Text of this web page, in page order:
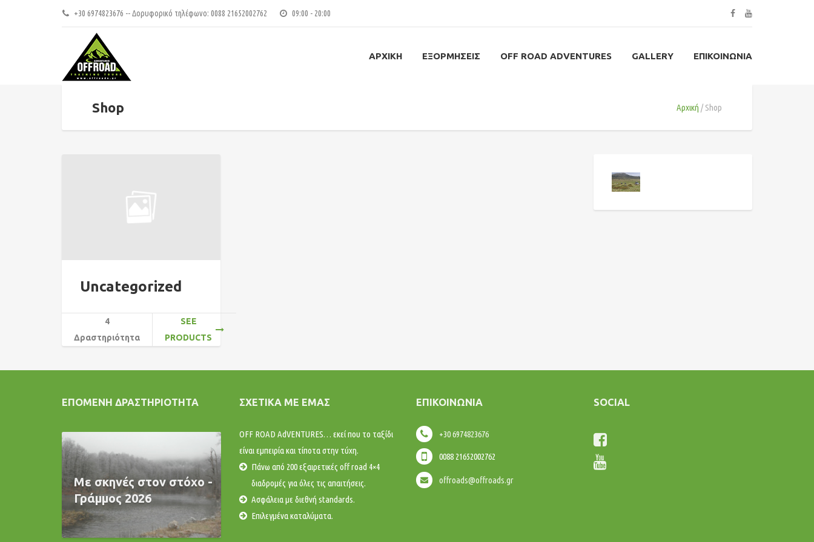
+30 6974823676 -- Δορυφορικό τηλέφωνο: 0088 21652002762 09:00 - 20:00
ΑΡΧΙΚΉ ΕΞΟΡΜΉΣΕΙΣ OFF ROAD ADVENTURES GALLERY ΕΠΙΚΟΙΝΩΝΊΑ
Shop Αρχική Shop
Uncategorized
4
Δραστηριότητα
SEE
PRODUCTS
ΕΠΌΜΕΝΗ ΔΡΑΣΤΗΡΙΌΤΗΤΑ
Με σκηνές στον στόχο -
Γράμμος 2026
ΣΧΕΤΙΚΆ ΜΕ ΕΜΆΣ
OFF ROAD AdVENTURES… εκεί που το ταξίδι
είναι εμπειρία και τίποτα στην τύχη.
Πάνω από 200 εξαιρετικές off road 4×4
διαδρομές για όλες τις απαιτήσεις.
Ασφάλεια με διεθνή standards.
Επιλεγμένα καταλύματα.
ΕΠΙΚΟΙΝΩΝΊΑ
+30 6974823676
0088 21652002762
offroads@offroads.gr
SOCIAL